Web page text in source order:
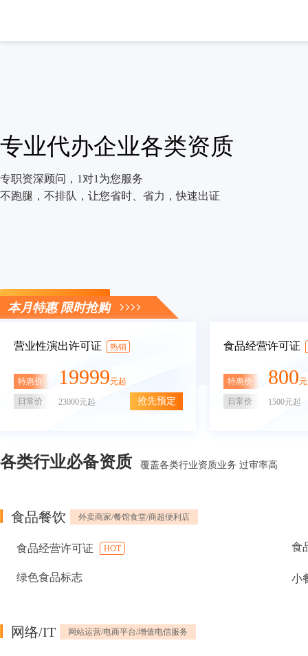
专业代办企业各类资质
专职资深顾问，1对1为您服务
不跑腿，不排队，让您省时、省力，快速出证
立即咨询
本月特惠 限时抢购
营业性演出许可证 热销
特惠价 19999元起
日常价 23000元起 抢先预定
食品经营许可证
特惠价 800
日常价 1500元起
各类行业必备资质 覆盖各类行业资质业务 过审率高
食品餐饮 外卖商家/餐馆食堂/商超便利店
食品经营许可证 HOT 食
绿色食品标志 小
网络/IT 网站运营/电商平台/增值电信服务